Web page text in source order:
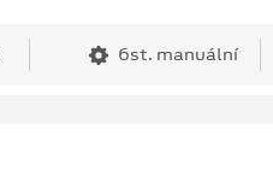
6st. manuální